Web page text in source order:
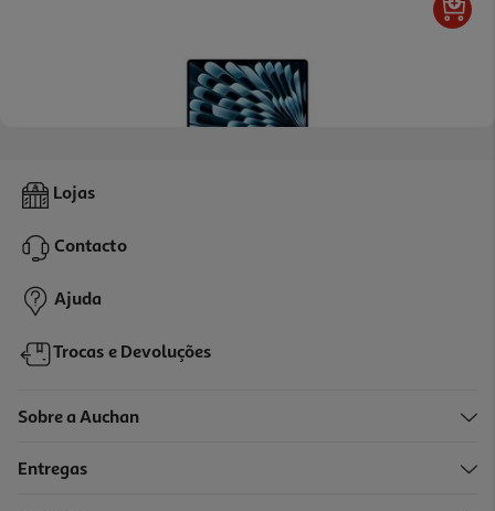
Macbook Air 13" Apple (m5/24gb/1tb Sky Blue)
1.999,99 €
Lojas
Contacto
Ajuda
Trocas e Devoluções
Sobre a Auchan
Entregas